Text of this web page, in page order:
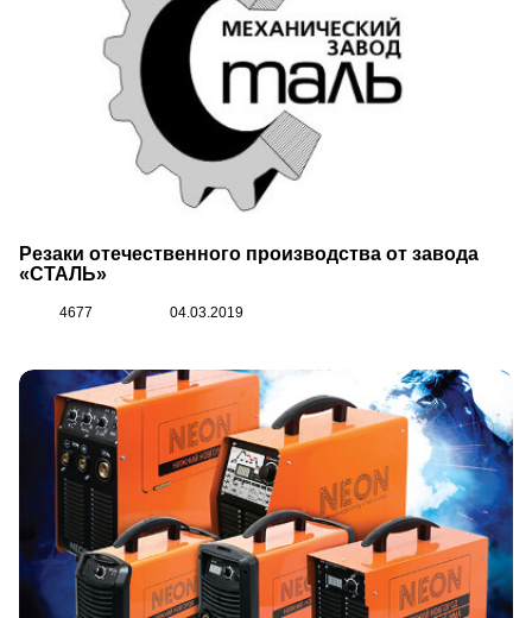
Резаки отечественного производства от завода
«СТАЛЬ»
4677 04.03.2019